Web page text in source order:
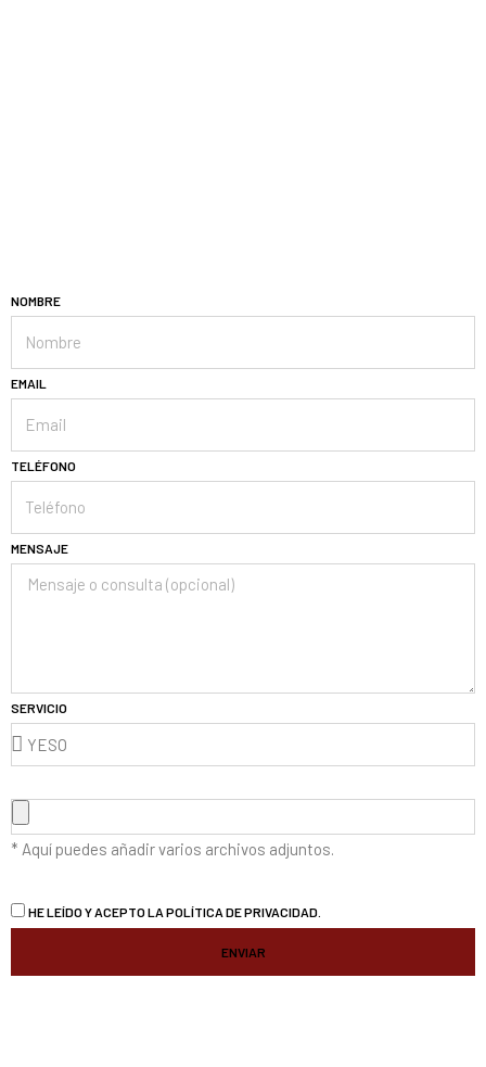
NOMBRE
EMAIL
TELÉFONO
MENSAJE
SERVICIO
* Aquí puedes añadir varios archivos adjuntos.
HE LEÍDO Y ACEPTO LA POLÍTICA DE PRIVACIDAD.
ENVIAR